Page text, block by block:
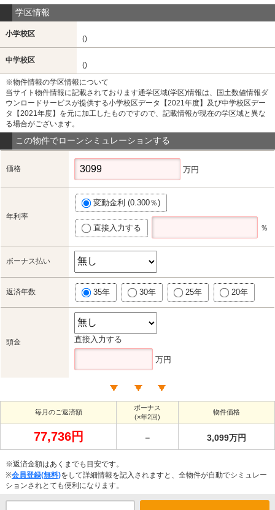
学区情報
小学校区
()
中学校区
()
※物件情報の学区情報について
当サイト物件情報に記載されております通学区域(学区)情報は、国土数値情報ダ
ウンロードサービスが提供する小学校区データ【2021年度】及び中学校区デー
タ【2021年度】を元に加工したものですので、記載情報が現在の学区域と異な
る場合がございます。
この物件でローンシミュレーションする
価格 万円
年利率
変動金利 (0.300％)
直接入力する ％
ボーナス払い
返済年数 35年 30年 25年 20年
頭金 直接入力する
万円
毎月のご返済額
ボーナス
(×年2回)
物件価格
77,736円 － 3,099万円
※返済金額はあくまでも目安です。
※会員登録(無料)をして詳細情報を記入されますと、全物件が自動でシミュレー
ションされとても便利になります。